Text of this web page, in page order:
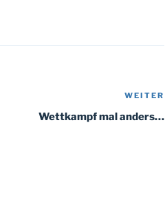
WEITER
Wettkampf mal anders…